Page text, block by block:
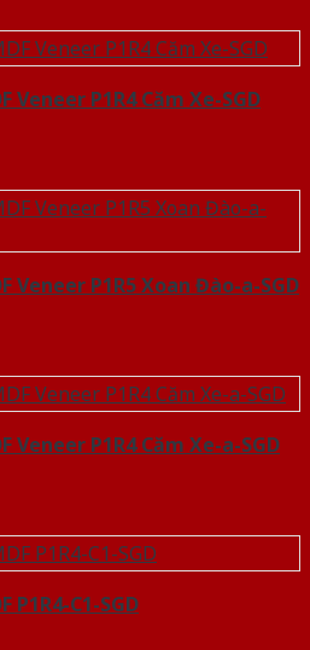
Veneer P1R4 Căm Xe-SGD
Veneer P1R5 Xoan Đào-a-SGD
Veneer P1R4 Căm Xe-a-SGD
P1R4-C1-SGD